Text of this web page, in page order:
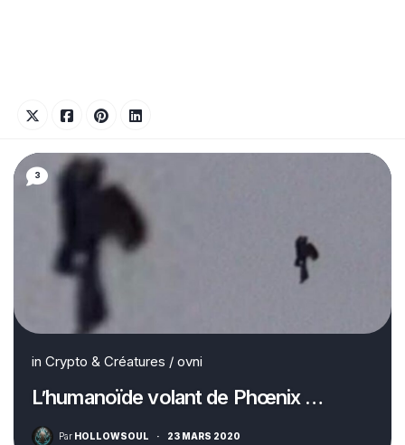
3
in Crypto & Créatures / ovni
L’humanoïde volant de Phœnix …
Par HOLLOWSOUL · 23 MARS 2020